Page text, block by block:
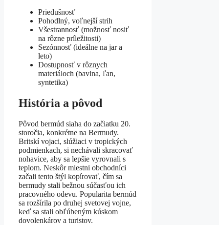
Priedušnosť
Pohodlný, voľnejší strih
Všestrannosť (možnosť nosiť
na rôzne príležitosti)
Sezónnosť (ideálne na jar a
leto)
Dostupnosť v rôznych
materiáloch (bavlna, ľan,
syntetika)
História a pôvod
Pôvod bermúd siaha do začiatku 20.
storočia, konkrétne na Bermudy.
Britskí vojaci, slúžiaci v tropických
podmienkach, si nechávali skracovať
nohavice, aby sa lepšie vyrovnali s
teplom. Neskôr miestni obchodníci
začali tento štýl kopírovať, čím sa
bermudy stali bežnou súčasťou ich
pracovného odevu. Popularita bermúd
sa rozšírila po druhej svetovej vojne,
keď sa stali obľúbeným kúskom
dovolenkárov a turistov.